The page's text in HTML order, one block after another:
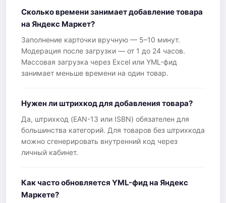
Сколько времени занимает добавление товара
на Яндекс Маркет?
Заполнение карточки вручную — 5–10 минут.
Модерация после загрузки — от 1 до 24 часов.
Массовая загрузка через Excel или YML-фид
занимает меньше времени на один товар.
Нужен ли штрихкод для добавления товара?
Да, штрихкод (EAN-13 или ISBN) обязателен для
большинства категорий. Для товаров без штрихкода
можно сгенерировать внутренний код через
личный кабинет.
Как часто обновляется YML-фид на Яндекс
Маркете?